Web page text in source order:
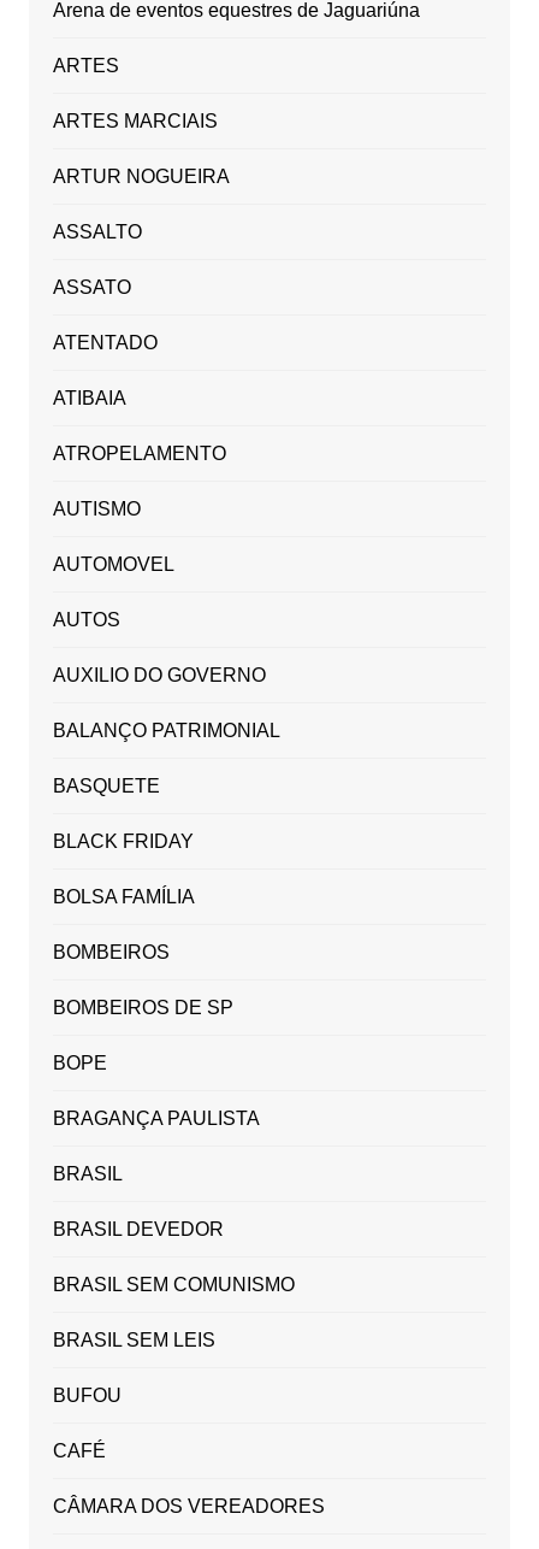
Arena de eventos equestres de Jaguariúna
ARTES
ARTES MARCIAIS
ARTUR NOGUEIRA
ASSALTO
ASSATO
ATENTADO
ATIBAIA
ATROPELAMENTO
AUTISMO
AUTOMOVEL
AUTOS
AUXILIO DO GOVERNO
BALANÇO PATRIMONIAL
BASQUETE
BLACK FRIDAY
BOLSA FAMÍLIA
BOMBEIROS
BOMBEIROS DE SP
BOPE
BRAGANÇA PAULISTA
BRASIL
BRASIL DEVEDOR
BRASIL SEM COMUNISMO
BRASIL SEM LEIS
BUFOU
CAFÉ
CÂMARA DOS VEREADORES